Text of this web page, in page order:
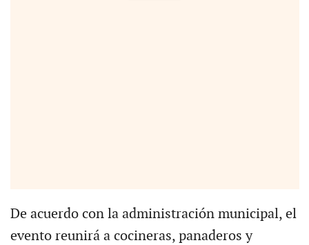
De acuerdo con la administración municipal, el
evento reunirá a cocineras, panaderos y